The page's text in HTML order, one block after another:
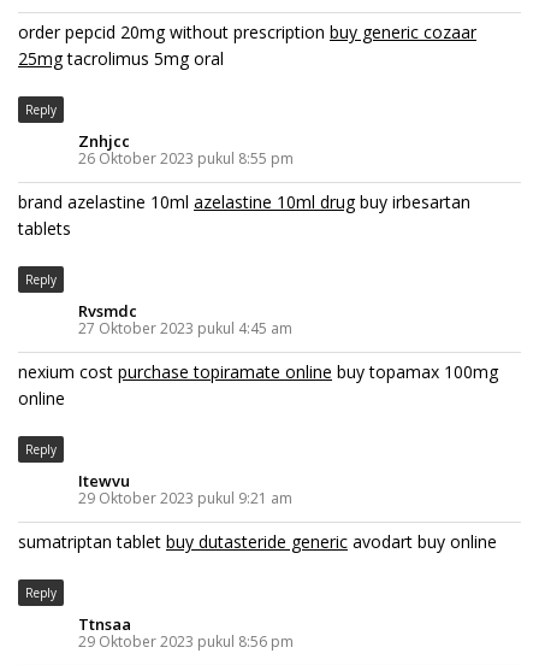
order pepcid 20mg without prescription buy generic cozaar
25mgtacrolimus 5mg oral
Reply
Znhjcc
26 Oktober 2023 pukul 8:55 pm
brand azelastine 10ml azelastine 10ml drugbuy irbesartan
tablets
Reply
Rvsmdc
27 Oktober 2023 pukul 4:45 am
nexium cost purchase topiramate online buy topamax 100mg
online
Reply
Itewvu
29 Oktober 2023 pukul 9:21 am
sumatriptan tablet buy dutasteride generic avodart buy online
Reply
Ttnsaa
29 Oktober 2023 pukul 8:56 pm